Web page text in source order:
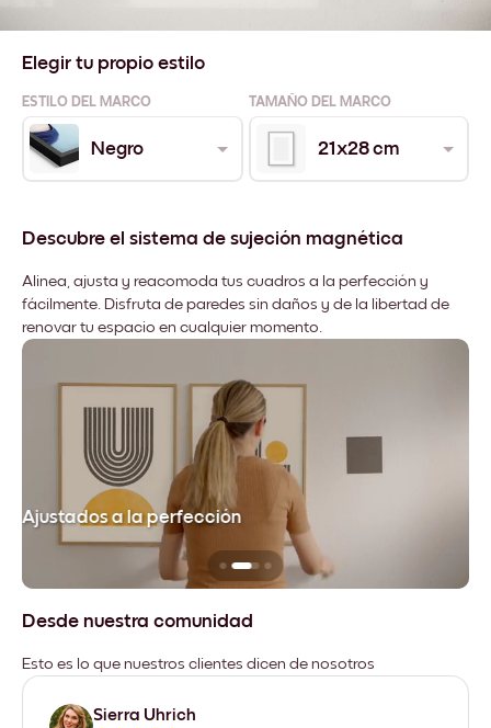
Elegir tu propio estilo
ESTILO DEL MARCO TAMAÑO DEL MARCO
Negro 21x28 cm
Descubre el sistema de sujeción magnética
Alinea, ajusta y reacomoda tus cuadros a la perfección y
fácilmente. Disfruta de paredes sin daños y de la libertad de
renovar tu espacio en cualquier momento.
Ajustados a la perfección
Desde nuestra comunidad
Esto es lo que nuestros clientes dicen de nosotros
Sierra Uhrich